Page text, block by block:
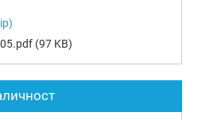
(97 KB)